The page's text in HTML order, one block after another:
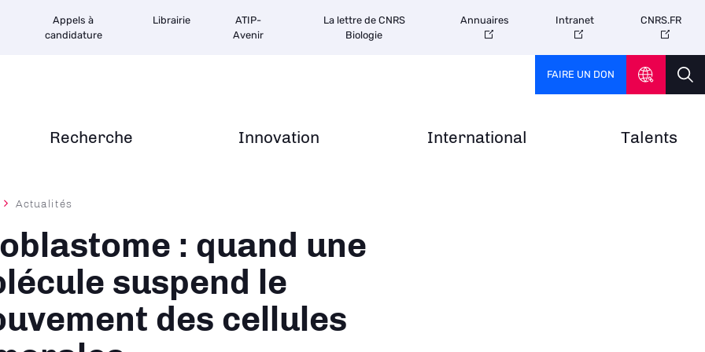
Recherche Innovation International Talents
Appels à
candidature
Librairie
ATIP-
Avenir
La lettre de CNRS
Biologie
Annuaires Intranet CNRS.FR
FAIRE UN DON
Actualités
: quand une
suspend le
des cellules